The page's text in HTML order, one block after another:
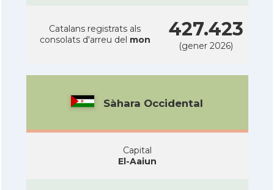
Catalans registrats als
consolats d'arreu del mon 427.423
(gener 2026)
Sàhara Occidental
Capital
El-Aaiun